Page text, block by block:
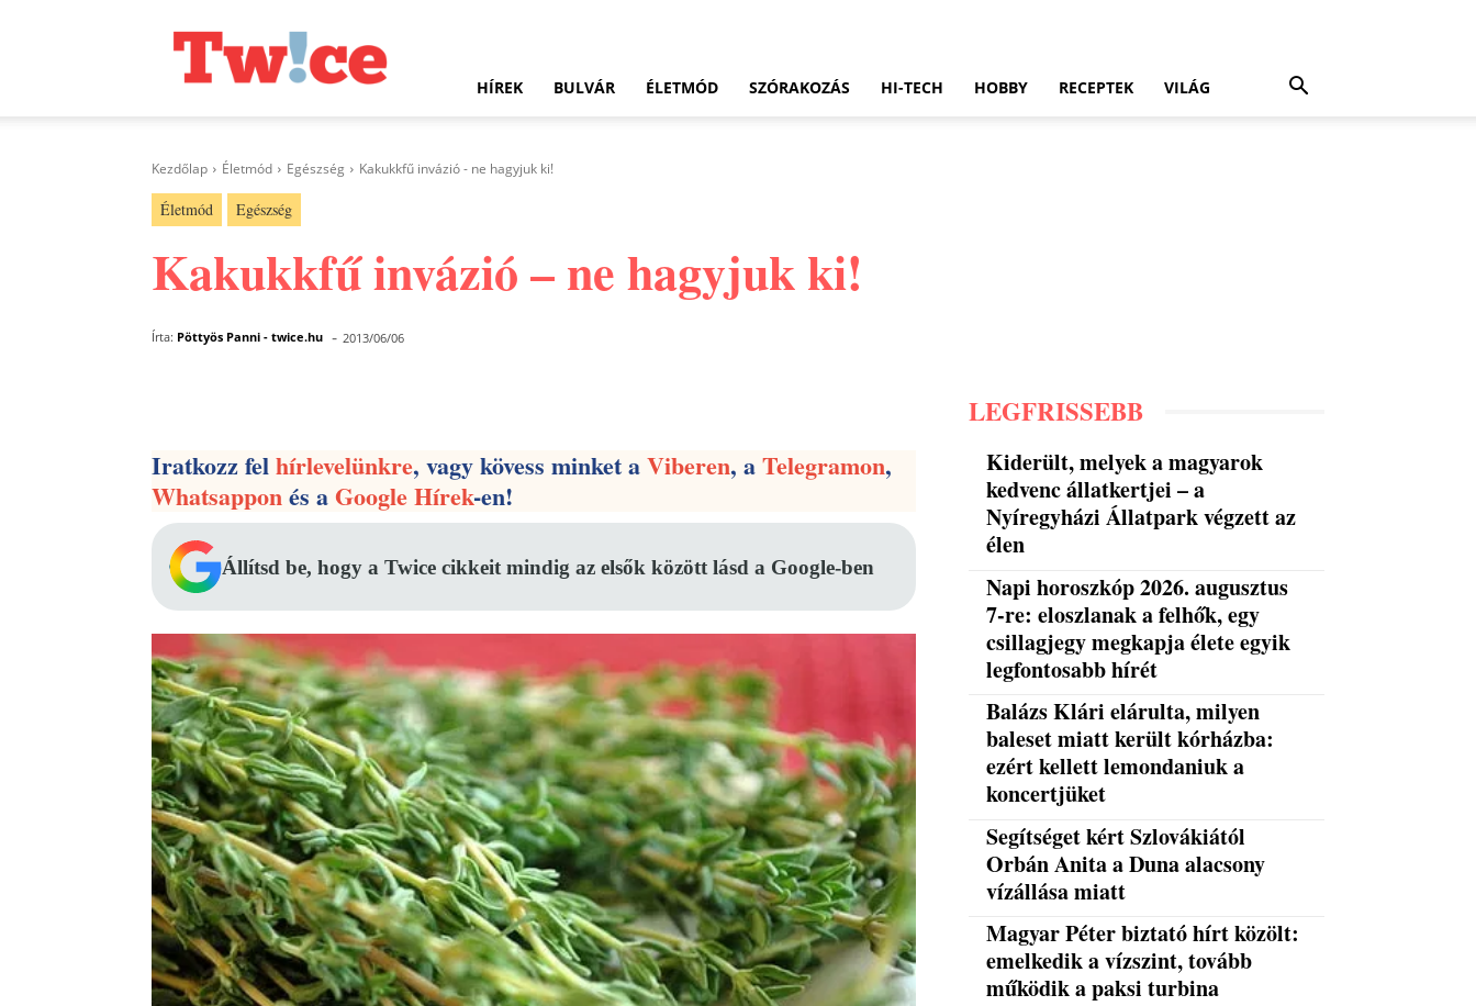
HÍREK BULVÁR ÉLETMÓD SZÓRAKOZÁS HI-TECH HOBBY RECEPTEK VILÁG
Kezdőlap Életmód Egészség Kakukkfű invázió - ne hagyjuk ki!
Életmód Egészség
Kakukkfű invázió – ne hagyjuk ki!
Írta: Pöttyös Panni - twice.hu - 2013/06/06
Iratkozz felhírlevelünkre, vagy kövess minket aViberen, aTelegramon,
Whatsapponés aGoogle Hírek-en!
Állítsd be, hogy a Twice cikkeit mindig az elsők között lásd a Google-ben
LEGFRISSEBB
Kiderült, melyek a magyarok
kedvenc állatkertjei – a
Nyíregyházi Állatpark végzett az
élen
Napi horoszkóp 2026. augusztus
7-re: eloszlanak a felhők, egy
csillagjegy megkapja élete egyik
legfontosabb hírét
Balázs Klári elárulta, milyen
baleset miatt került kórházba:
ezért kellett lemondaniuk a
koncertjüket
Segítséget kért Szlovákiától
Orbán Anita a Duna alacsony
vízállása miatt
Magyar Péter biztató hírt közölt:
emelkedik a vízszint, tovább
működik a paksi turbina